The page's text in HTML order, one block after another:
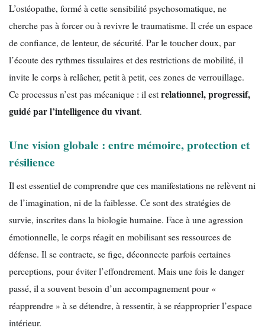
L’ostéopathe, formé à cette sensibilité psychosomatique, ne
cherche pas à forcer ou à revivre le traumatisme. Il crée un espace
de confiance, de lenteur, de sécurité. Par le toucher doux, par
l’écoute des rythmes tissulaires et des restrictions de mobilité, il
invite le corps à relâcher, petit à petit, ces zones de verrouillage.
Ce processus n’est pas mécanique : il estrelationnel, progressif,
guidé par l’intelligence du vivant.
Une vision globale : entre mémoire, protection et
résilience
Il est essentiel de comprendre que ces manifestations ne relèvent ni
de l’imagination, ni de la faiblesse. Ce sont des stratégies de
survie, inscrites dans la biologie humaine. Face à une agression
émotionnelle, le corps réagit en mobilisant ses ressources de
défense. Il se contracte, se fige, déconnecte parfois certaines
perceptions, pour éviter l’effondrement. Mais une fois le danger
passé, il a souvent besoin d’un accompagnement pour «
réapprendre » à se détendre, à ressentir, à se réapproprier l’espace
intérieur.